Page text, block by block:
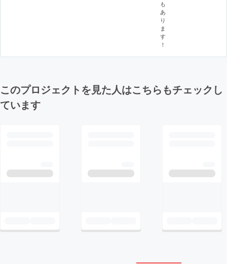
も
あ
り
ま
す
！
このプロジェクトを見た人はこちらもチェックし
ています